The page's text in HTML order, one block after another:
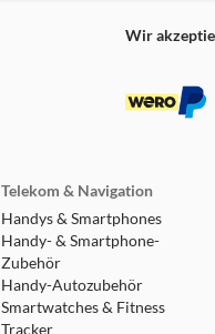
Wir
Telekom & Navigation
Handys & Smartphones
Handy- & Smartphone-
Zubehör
Handy-Autozubehör
Smartwatches & Fitness
Tracker